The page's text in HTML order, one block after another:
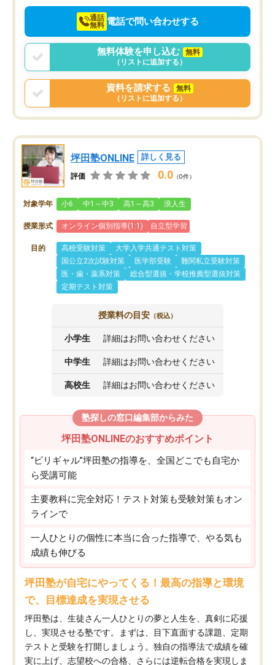
通話
無料 電話で問い合わせする
無料体験を申し込む
無料
（リストに追加する）
資料を請求する
無料
（リストに追加する）
坪田塾ONLINE 詳しく見る
評価 0.0 （0件）
対象学年 小6 中1～中3 高1～高3 浪人生
授業形式 オンライン個別指導(1:1) 自立型学習
目的 高校受験対策
大学入学共通テスト対策
国公立2次試験対策
医学部受験
難関私立受験対策
医・歯・薬系対策
総合型選抜・学校推薦型選抜対策
定期テスト対策
授業料の目安 （税込）
小学生 詳細はお問い合わせください
中学生 詳細はお問い合わせください
高校生 詳細はお問い合わせください
塾探しの窓口編集部からみた
坪田塾ONLINEのおすすめポイント
“ビリギャル”坪田塾の指導を、全国どこでも自宅か
ら受講可能
主要教科に完全対応！テスト対策も受験対策もオン
ラインで
一人ひとりの個性に本当に合った指導で、やる気も
成績も伸びる
坪田塾が自宅にやってくる！最高の指導と環境
で、目標達成を実現させる
坪田塾は、生徒さん一人ひとりの夢と人生を、真剣に応援
し、実現させる塾です。まずは、目下直面する課題、定期
テストと受験を打開しましょう。独自の指導法で成績を確
実に上げ、志望校への合格、さらには逆転合格を実現しま